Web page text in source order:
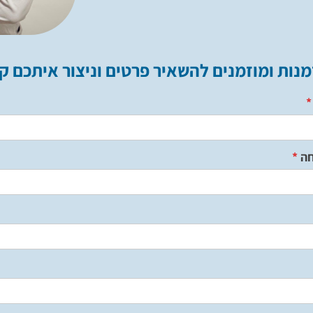
ומוזמנים להשאיר פרטים וניצור איתכם
*
*